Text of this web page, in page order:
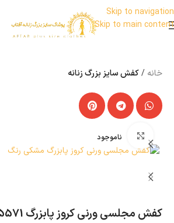
Skip to navigation
Skip to main content
خانه کفش سایز بزرگ زنانه
ناموجود
بزرگنمایی تصویر
کفش مجلسی ورنی کروز پابزرگ 5571